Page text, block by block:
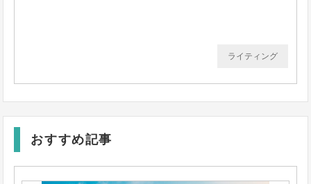
ライティング
おすすめ記事